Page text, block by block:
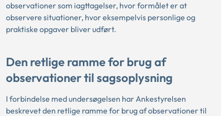
observationer som iagttagelser, hvor formålet er at
observere situationer, hvor eksempelvis personlige og
praktiske opgaver bliver udført.
Den retlige ramme for brug af
observationer til sagsoplysning
I forbindelse med undersøgelsen har Ankestyrelsen
beskrevet den retlige ramme for brug af observationer til